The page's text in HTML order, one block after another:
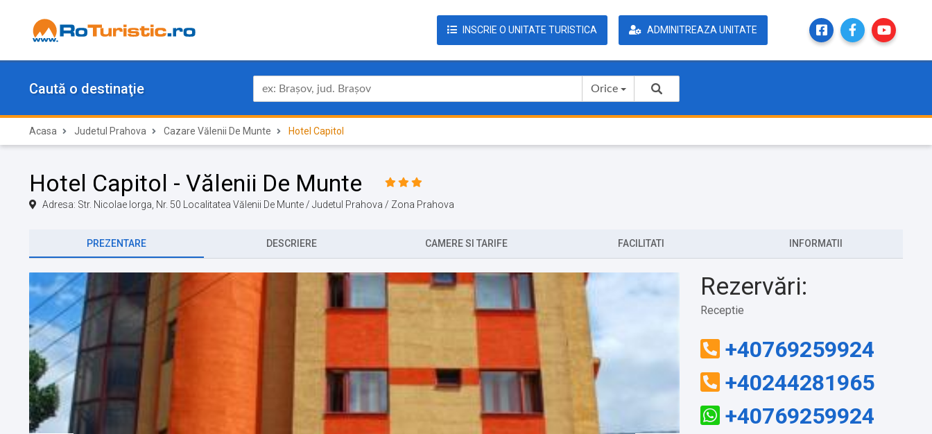
INSCRIE O UNITATE TURISTICA ADMINITREAZA UNITATE
Caută o destinaţie Orice
Acasa Judetul Prahova Cazare Vălenii De Munte Hotel Capitol
Hotel Capitol - Vălenii De Munte
Adresa: Str. Nicolae Iorga, Nr. 50 Localitatea Vălenii De Munte / Judetul Prahova / Zona Prahova
PREZENTARE DESCRIERE CAMERE SI TARIFE FACILITATI INFORMATII
Rezervări:
Receptie
+40769259924
+40244281965
+40769259924